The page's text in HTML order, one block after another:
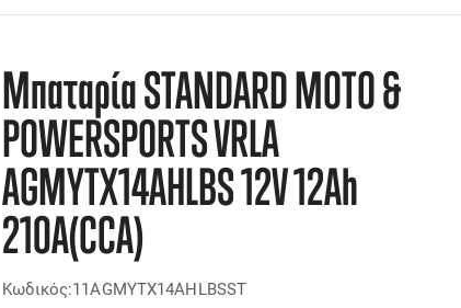
Μπαταρία STANDARD MOTO &
POWERSPORTS VRLA
AGMYTX14AHLBS 12V 12Ah
210A(CCA)
Κωδικός:11AGMYTX14AHLBSST